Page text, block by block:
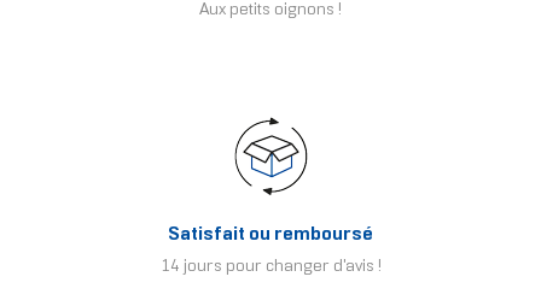
Aux petits oignons !
Satisfait ou remboursé
14 jours pour changer d'avis !